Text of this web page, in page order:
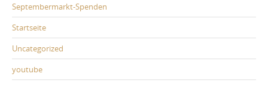
Septembermarkt-Spenden
Startseite
Uncategorized
youtube